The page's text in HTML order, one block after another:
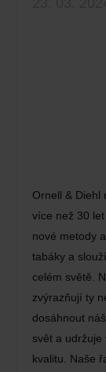
Ornell & Diehl
více než 30
nové metody
tabáky a
celém světě.
zvýrazňují ty
dosáhnout
svět a udržuje
kvalitu. Naše